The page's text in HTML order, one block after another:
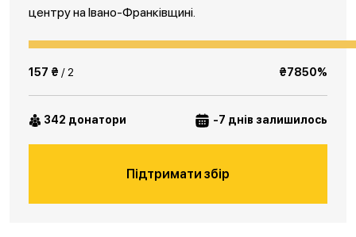
центру на Івано-Франківщині.
157 ₴ / 2 ₴7850%
342 донатори -7 днів залишилось
Підтримати збір